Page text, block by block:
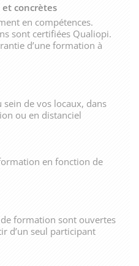
concrètes
en compétences.
sont certifiées Qualiopi.
d’une formation à
sein de vos locaux, dans
ou en distanciel
en fonction de
formation sont ouvertes
d’un seul participant